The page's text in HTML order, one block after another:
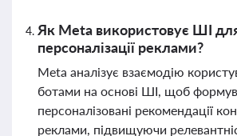
Як Meta використовує ШІ
персоналізації реклами?
Meta аналізує взаємодію
ботами на основі ШІ, щоб
персоналізовані рекомендації
реклами, підвищуючи